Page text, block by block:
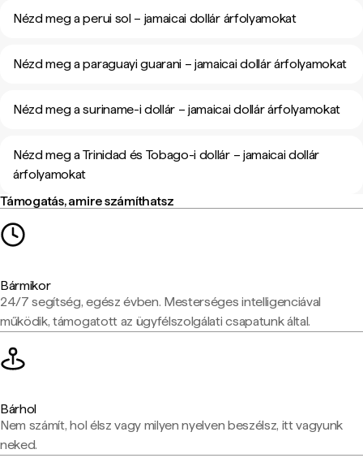
Nézd meg a perui sol – jamaicai dollár árfolyamokat
Nézd meg a paraguayi guarani – jamaicai dollár árfolyamokat
Nézd meg a suriname-i dollár – jamaicai dollár árfolyamokat
Nézd meg a Trinidad és Tobago-i dollár – jamaicai dollár
árfolyamokat
Támogatás, amire számíthatsz
Bármikor
24/7 segítség, egész évben. Mesterséges intelligenciával
működik, támogatott az ügyfélszolgálati csapatunk által.
Bárhol
Nem számít, hol élsz vagy milyen nyelven beszélsz, itt vagyunk
neked.